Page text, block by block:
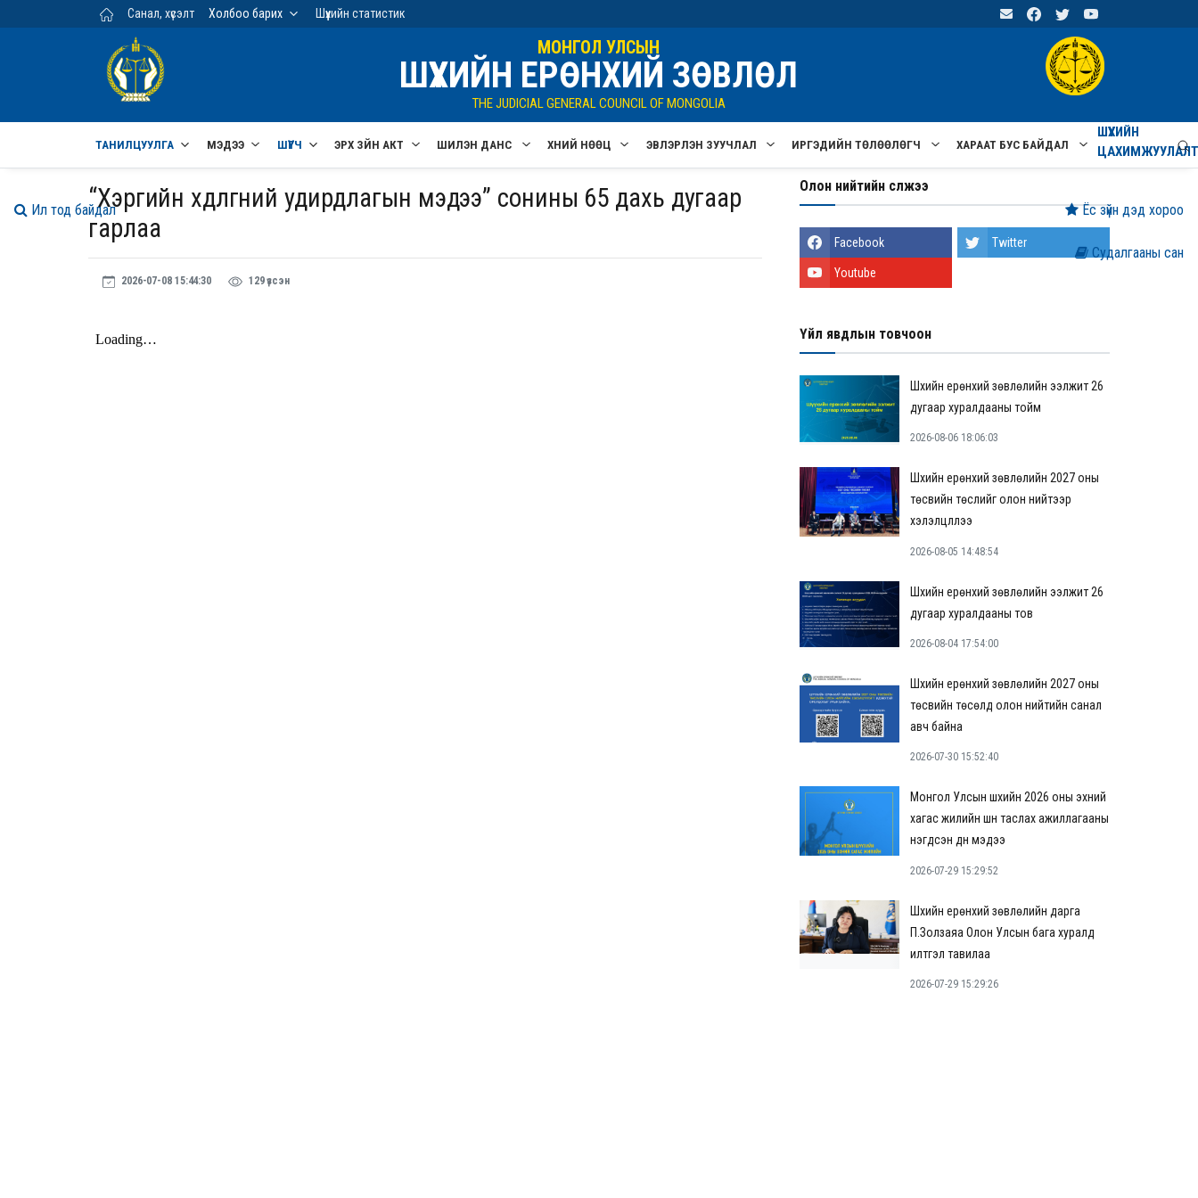
Үндсэн агуулга руу шилжих
Санал, хүсэлт Холбоо барих Шүүхийн статистик
МОНГОЛ УЛСЫН
ШҮҮХИЙН ЕРӨНХИЙ ЗӨВЛӨЛ
THE JUDICIAL GENERAL COUNCIL OF MONGOLIA
ТАНИЛЦУУЛГА МЭДЭЭ ШҮҮГЧ ЭРХ ЗҮЙН АКТ ШИЛЭН ДАНС ХҮНИЙ НӨӨЦ ЭВЛЭРҮҮЛЭН ЗУУЧЛАЛ ИРГЭДИЙН ТӨЛӨӨЛӨГЧ ХАРААТ БУС БАЙДАЛ
ШҮҮХИЙН
“Хэргийн хөдөлгөөний удирдлагын мэдээ” сонины 65 дахь дугаар
гарлаа
2026-07-08 15:44:30 129 үзсэн
Олон нийтийн сүлжээ
Facebook Twitter
Youtube
Үйл явдлын товчоон
Шүүхийн ерөнхий зөвлөлийн ээлжит 26
дугаар хуралдааны тойм
2026-08-06 18:06:03
Шүүхийн ерөнхий зөвлөлийн 2027 оны
төсвийн төслийг олон нийтээр
хэлэлцүүллээ
2026-08-05 14:48:54
Шүүхийн ерөнхий зөвлөлийн ээлжит 26
дугаар хуралдааны тов
2026-08-04 17:54:00
Шүүхийн ерөнхий зөвлөлийн 2027 оны
төсвийн төсөлд олон нийтийн санал
авч байна
2026-07-30 15:52:40
Монгол Улсын шүүхийн 2026 оны эхний
хагас жилийн шүүн таслах ажиллагааны
нэгдсэн дүн мэдээ
2026-07-29 15:29:52
Шүүхийн ерөнхий зөвлөлийн дарга
П.Золзаяа Олон Улсын бага хуралд
илтгэл тавилаа
2026-07-29 15:29:26
Судалгааны сан
Ёс зүйн дэд хороо
Ил тод байдал